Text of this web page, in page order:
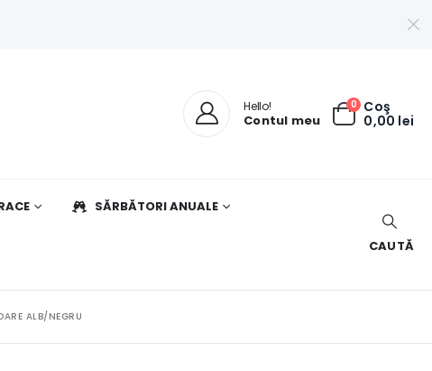
Hello!
Contul meu
0 Coş
0,00 lei
SĂRBĂTORI ANUALE
CAUTĂ
ALB/NEGRU